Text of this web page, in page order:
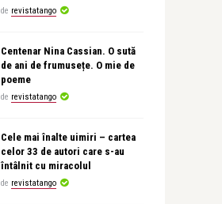
de revistatango
Centenar Nina Cassian. O sută
de ani de frumusețe. O mie de
poeme
de revistatango
Cele mai înalte uimiri – cartea
celor 33 de autori care s-au
întâlnit cu miracolul
de revistatango